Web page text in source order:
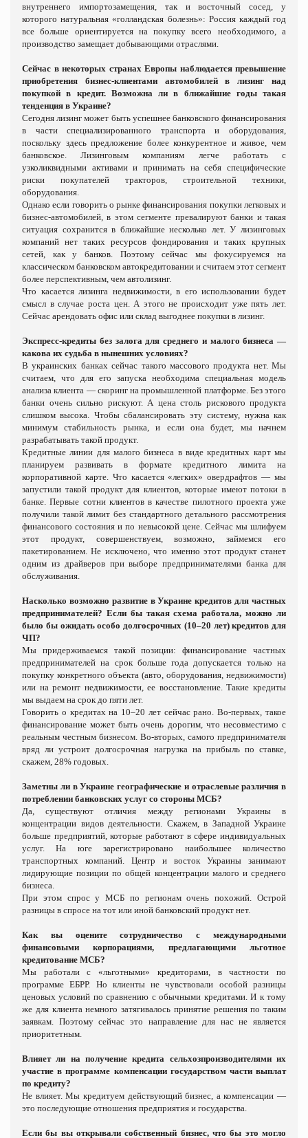
внутреннего импортозамещения, так и восточный сосед, у
которого натуральная «голландская болезнь»: Россия каждый год
все больше ориентируется на покупку всего необходимого, а
производство замещает добывающими отраслями.
Сейчас в некоторых странах Европы наблюдается превышение
приобретения бизнес-клиентами автомобилей в лизинг над
покупкой в кредит. Возможна ли в ближайшие годы такая
тенденция в Украине?
Сегодня лизинг может быть успешнее банковского финансирования
в части специализированного транспорта и оборудования,
поскольку здесь предложение более конкурентное и живое, чем
банковское. Лизинговым компаниям легче работать с
узколиквидными активами и принимать на себя специфические
риски покупателей тракторов, строительной техники,
оборудования.
Однако если говорить о рынке финансирования покупки легковых и
бизнес-автомобилей, в этом сегменте превалируют банки и такая
ситуация сохранится в ближайшие несколько лет. У лизинговых
компаний нет таких ресурсов фондирования и таких крупных
сетей, как у банков. Поэтому сейчас мы фокусируемся на
классическом банковском автокредитовании и считаем этот сегмент
более перспективным, чем автолизинг.
Что касается лизинга недвижимости, в его использовании будет
смысл в случае роста цен. А этого не происходит уже пять лет.
Сейчас арендовать офис или склад выгоднее покупки в лизинг.
Экспресс-кредиты без залога для среднего и малого бизнеса —
какова их судьба в нынешних условиях?
В украинских банках сейчас такого массового продукта нет. Мы
считаем, что для его запуска необходима специальная модель
анализа клиента — скоринг на промышленной платформе. Без этого
банки очень сильно рискуют. А цена столь рискового продукта
слишком высока. Чтобы сбалансировать эту систему, нужна как
минимум стабильность рынка, и если она будет, мы начнем
разрабатывать такой продукт.
Кредитные линии для малого бизнеса в виде кредитных карт мы
планируем развивать в формате кредитного лимита на
корпоративной карте. Что касается «легких» овердрафтов — мы
запустили такой продукт для клиентов, которые имеют потоки в
банке. Первые сотни клиентов в качестве пилотного проекта уже
получили такой лимит без стандартного детального рассмотрения
финансового состояния и по невысокой цене. Сейчас мы шлифуем
этот продукт, совершенствуем, возможно, займемся его
пакетированием. Не исключено, что именно этот продукт станет
одним из драйверов при выборе предпринимателями банка для
обслуживания.
Насколько возможно развитие в Украине кредитов для частных
предпринимателей? Если бы такая схема работала, можно ли
было бы ожидать особо долгосрочных (10–20 лет) кредитов для
ЧП?
Мы придерживаемся такой позиции: финансирование частных
предпринимателей на срок больше года допускается только на
покупку конкретного объекта (авто, оборудования, недвижимости)
или на ремонт недвижимости, ее восстановление. Такие кредиты
мы выдаем на срок до пяти лет.
Говорить о кредитах на 10–20 лет сейчас рано. Во-первых, такое
финансирование может быть очень дорогим, что несовместимо с
реальным честным бизнесом. Во-вторых, самого предпринимателя
вряд ли устроит долгосрочная нагрузка на прибыль по ставке,
скажем, 28% годовых.
Заметны ли в Украине географические и отраслевые различия в
потреблении банковских услуг со стороны МСБ?
Да, существуют отличия между регионами Украины в
концентрации видов деятельности. Скажем, в Западной Украине
больше предприятий, которые работают в сфере индивидуальных
услуг. На юге зарегистрировано наибольшее количество
транспортных компаний. Центр и восток Украины занимают
лидирующие позиции по общей концентрации малого и среднего
бизнеса.
При этом спрос у МСБ по регионам очень похожий. Острой
разницы в спросе на тот или иной банковский продукт нет.
Как вы оцените сотрудничество с международными
финансовыми корпорациями, предлагающими льготное
кредитование МСБ?
Мы работали с «льготными» кредиторами, в частности по
программе ЕБРР. Но клиенты не чувствовали особой разницы
ценовых условий по сравнению с обычными кредитами. И к тому
же для клиента немного затягивалось принятие решения по таким
заявкам. Поэтому сейчас это направление для нас не является
приоритетным.
Влияет ли на получение кредита сельхозпроизводителями их
участие в программе компенсации государством части выплат
по кредиту?
Не влияет. Мы кредитуем действующий бизнес, а компенсации —
это последующие отношения предприятия и государства.
Если бы вы открывали собственный бизнес, что бы это могло